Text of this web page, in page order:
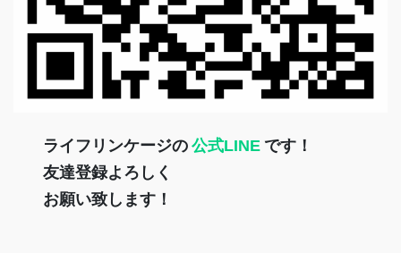
ライフリンケージの 公式LINE です！
友達登録よろしく
お願い致します！